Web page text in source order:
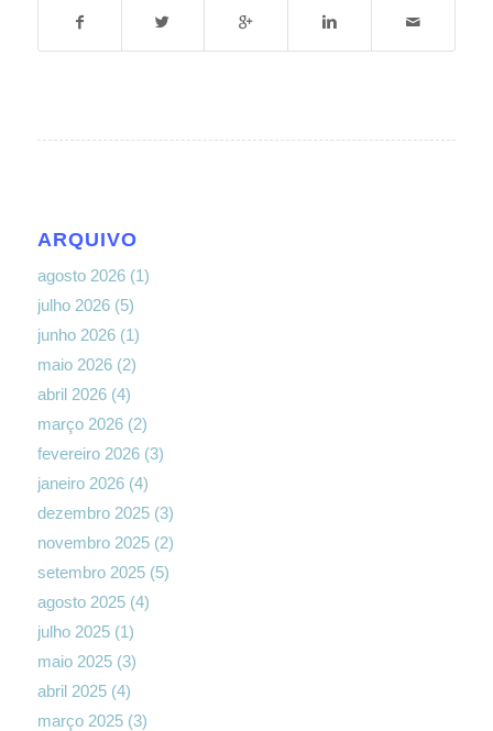
ARQUIVO
agosto 2026(1)
julho 2026(5)
junho 2026(1)
maio 2026(2)
abril 2026(4)
março 2026(2)
fevereiro 2026(3)
janeiro 2026(4)
dezembro 2025(3)
novembro 2025(2)
setembro 2025(5)
agosto 2025(4)
julho 2025(1)
maio 2025(3)
abril 2025(4)
março 2025(3)